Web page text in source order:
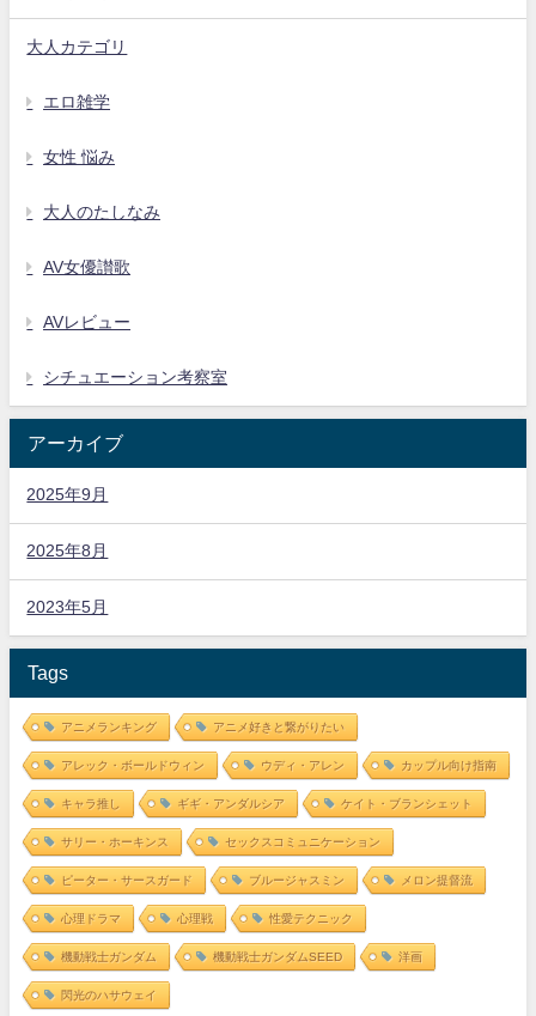
大人カテゴリ
エロ雑学
女性 悩み
大人のたしなみ
AV女優讃歌
AVレビュー
シチュエーション考察室
アーカイブ
2025年9月
2025年8月
2023年5月
Tags
アニメランキング アニメ好きと繋がりたい
アレック・ボールドウィン ウディ・アレン カップル向け指南
キャラ推し ギギ・アンダルシア ケイト・ブランシェット
サリー・ホーキンス セックスコミュニケーション
ピーター・サースガード ブルージャスミン メロン提督流
心理ドラマ 心理戦 性愛テクニック
機動戦士ガンダム 機動戦士ガンダムSEED 洋画
閃光のハサウェイ